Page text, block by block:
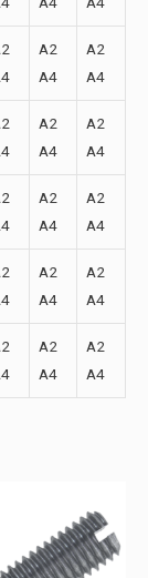
A2
A4
A2
A4
A2
A4
A2
A4
A2
A4
A2
A4
A2
A4
A2
A4
A2
A4
A2
A4